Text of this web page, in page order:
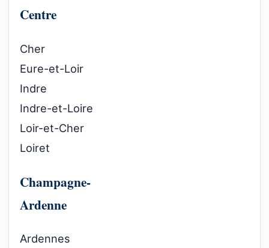
Centre
Cher
Eure-et-Loir
Indre
Indre-et-Loire
Loir-et-Cher
Loiret
Champagne-
Ardenne
Ardennes